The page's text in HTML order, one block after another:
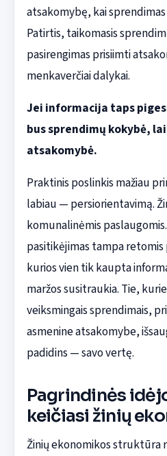
atsakomybę, kai
Patirtis, taikomasis
pasirengimas prisiimti
menkaverčiai dalykai.
Jei informacija taps
bus sprendimų kokybė,
atsakomybė.
Praktinis poslinkis mažiau
labiau — persiorientavimą.
komunalinėmis
pasitikėjimas tampa
kurios vien tik kaupta
maržos susitraukia. Tie,
veiksmingais sprendimais,
asmenine atsakomybe,
padidins — savo vertę.
Pagrindinės
keičiasi žinių
Žinių ekonomikos struktūra